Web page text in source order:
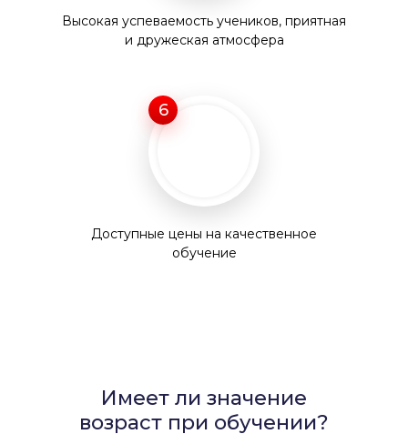
Высокая успеваемость учеников, приятная
и дружеская атмосфера
6
Доступные цены на качественное
обучение
Имеет ли значение
возраст при обучении?